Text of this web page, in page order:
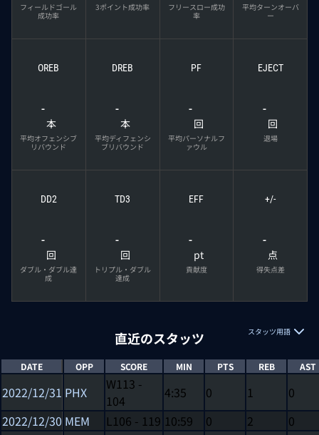
フィールドゴール
成功率
3ポイント成功率
フリースロー成功
率
平均ターンオーバ
ー
OREB
-
本
平均オフェンシブ
リバウンド
DREB
-
本
平均ディフェンシ
ブリバウンド
PF
-
回
平均パーソナルフ
ァウル
EJECT
-
回
退場
DD2
-
回
ダブル・ダブル達
成
TD3
-
回
トリプル・ダブル
達成
EFF
-
pt
貢献度
+/-
-
点
得失点差
直近のスタッツ スタッツ用語
DATE OPP SCORE MIN PTS REB AST
2022/12/31 PHX W113 -
104
4:35 0 1
0
2022/12/30 MEM L106 - 119 10:59 0 2
0